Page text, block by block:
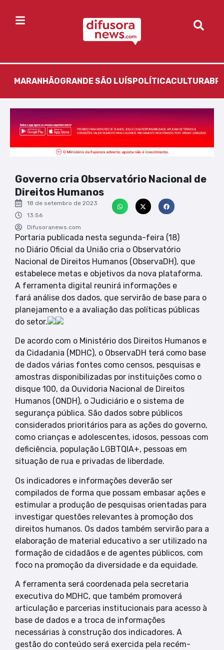
MARANHÃOGRANDE SÃO LUÍS POLÍTICACULTURA
Governo cria Observatório Nacional de
Direitos Humanos
18 de setembro de 2023
13:56
Difusoranews.com
Portaria publicada nesta segunda-feira (18)
no Diário Oficial da União cria o Observatório
Nacional de Direitos Humanos (ObservaDH), que
estabelece metas e objetivos da nova plataforma.
A ferramenta digital reunirá informações e
fará análise dos dados, que servirão de base para o
planejamento e a avaliação das políticas públicas
do setor.
De acordo com o Ministério dos Direitos Humanos e
da Cidadania (MDHC), o ObservaDH terá como base
de dados várias fontes como censos, pesquisas e
amostras disponibilizadas por instituições como o
disque 100, da Ouvidoria Nacional de Direitos
Humanos (ONDH), o Judiciário e o sistema de
segurança pública. São dados sobre públicos
considerados prioritários para as ações do governo,
como crianças e adolescentes, idosos, pessoas com
deficiência, população LGBTQIA+, pessoas em
situação de rua e privadas de liberdade.
Os indicadores e informações deverão ser
compilados de forma que possam embasar ações e
estimular a produção de pesquisas orientadas para
investigar questões relevantes à promoção dos
direitos humanos. Os dados também servirão para a
elaboração de material educativo a ser utilizado na
formação de cidadãos e de agentes públicos, com
foco na promoção da diversidade e da equidade.
A ferramenta será coordenada pela secretaria
executiva do MDHC, que também promoverá
articulação e parcerias institucionais para acesso à
base de dados e a troca de informações
necessárias à construção dos indicadores. A
gestão do conteúdo será exercida pela recém-